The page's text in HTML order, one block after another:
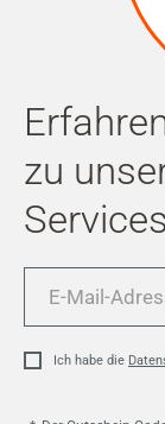
zu
Mail-
Ich habe die